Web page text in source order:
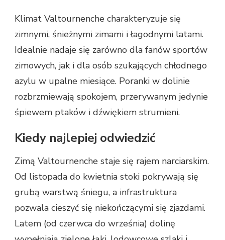
Klimat Valtournenche charakteryzuje się
zimnymi, śnieżnymi zimami i łagodnymi latami.
Idealnie nadaje się zarówno dla fanów sportów
zimowych, jak i dla osób szukających chłodnego
azylu w upalne miesiące. Poranki w dolinie
rozbrzmiewają spokojem, przerywanym jedynie
śpiewem ptaków i dźwiękiem strumieni.
Kiedy najlepiej odwiedzić
Zimą Valtournenche staje się rajem narciarskim.
Od listopada do kwietnia stoki pokrywają się
grubą warstwą śniegu, a infrastruktura
pozwala cieszyć się niekończącymi się zjazdami.
Latem (od czerwca do września) dolinę